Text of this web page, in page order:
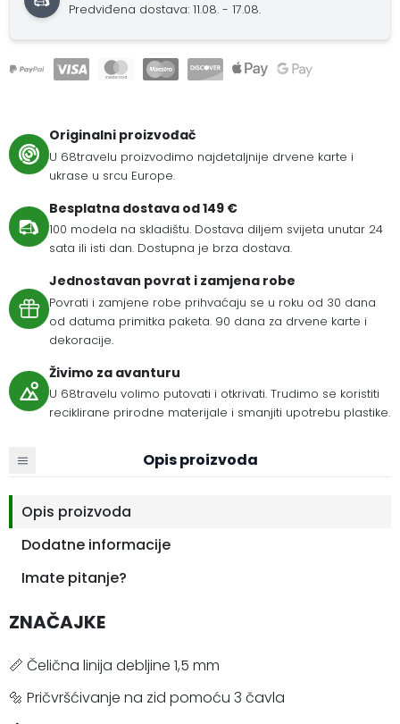
Predviđena dostava: 11.08. - 17.08.
Originalni proizvođač
U 68travelu proizvodimo najdetaljnije drvene karte i
ukrase u srcu Europe.
Besplatna dostava od 149 €
100 modela na skladištu. Dostava diljem svijeta unutar 24
sata ili isti dan. Dostupna je brza dostava.
Jednostavan povrat i zamjena robe
Povrati i zamjene robe prihvaćaju se u roku od 30 dana
od datuma primitka paketa. 90 dana za drvene karte i
dekoracije.
Živimo za avanturu
U 68travelu volimo putovati i otkrivati. Trudimo se koristiti
reciklirane prirodne materijale i smanjiti upotrebu plastike.
Opis proizvoda
Opis proizvoda
Dodatne informacije
Imate pitanje?
ZNAČAJKE
📏 Čelična linija debljine 1,5 mm
🔩 Pričvršćivanje na zid pomoću 3 čavla